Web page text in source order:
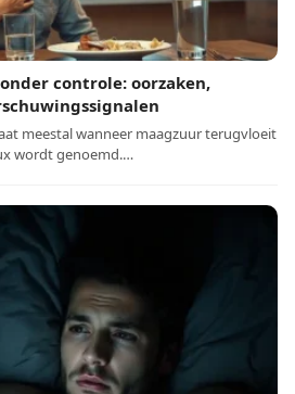
controle: oorzaken,
meestal wanneer maagzuur terugvloeit
wordt genoemd.…